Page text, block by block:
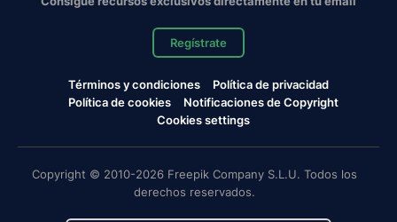
Regístrate
Términos y condiciones
Política de privacidad
Política de cookies
Notificaciones de Copyright
Cookies settings
Copyright © 2010-2026 Freepik Company S.L.U. Todos los
derechos reservados.